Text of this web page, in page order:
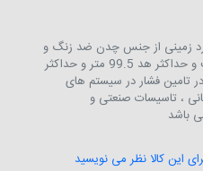
زمینی از جنس چدن ضد زنگ و
حداکثر دبی 220 متر مکعب در ساعت و حداکثر هد 99.5 متر و حداکثر
در تامین فشار در سیستم های
، تاسیسات صنعتی و
باشد
این کالا نظر می نویسید